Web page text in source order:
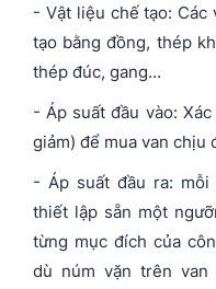
- Vật liệu chế tạo: Các
tạo bằng đồng, thép
thép đúc, gang...
- Áp suất đầu vào:
giảm) để mua van chịu
- Áp suất đầu ra: mỗi
thiết lập sẵn một
từng mục đích của
dù núm vặn trên